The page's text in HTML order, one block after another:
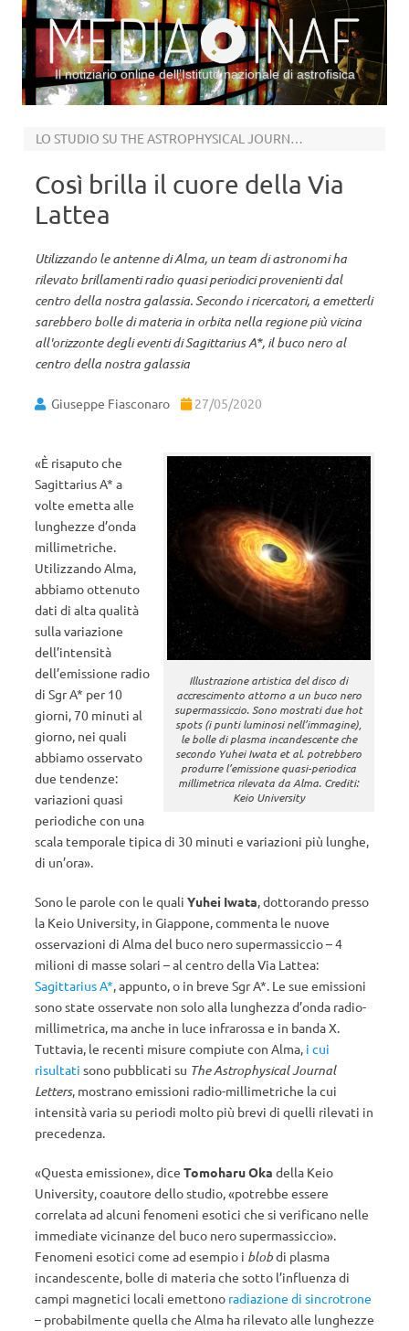
Il notiziario online dell’Istituto nazionale di astrofisica
LO STUDIO SU THE ASTROPHYSICAL JOURNAL LETTERS
Così brilla il cuore della Via
Lattea
Utilizzando le antenne di Alma, un team di astronomi ha
rilevato brillamenti radio quasi periodici provenienti dal
centro della nostra galassia. Secondo i ricercatori, a emetterli
sarebbero bolle di materia in orbita nella regione più vicina
all'orizzonte degli eventi di Sagittarius A*, il buco nero al
centro della nostra galassia
Giuseppe Fiasconaro 27/05/2020
Illustrazione artistica del disco di
accrescimento attorno a un buco nero
supermassiccio. Sono mostrati due hot
spots (i punti luminosi nell’immagine),
le bolle di plasma incandescente che
secondo Yuhei Iwata et al. potrebbero
produrre l’emissione quasi-periodica
millimetrica rilevata da Alma. Crediti:
Keio University
«È risaputo che
Sagittarius A* a
volte emetta alle
lunghezze d’onda
millimetriche.
Utilizzando Alma,
abbiamo ottenuto
dati di alta qualità
sulla variazione
dell’intensità
dell’emissione radio
di Sgr A* per 10
giorni, 70 minuti al
giorno, nei quali
abbiamo osservato
due tendenze:
variazioni quasi
periodiche con una
scala temporale tipica di 30 minuti e variazioni più lunghe,
di un’ora».
Sono le parole con le quali Yuhei Iwata, dottorando presso
la Keio University, in Giappone, commenta le nuove
osservazioni di Alma del buco nero supermassiccio – 4
milioni di masse solari – al centro della Via Lattea:
Sagittarius A*, appunto, o in breve Sgr A*. Le sue emissioni
sono state osservate non solo alla lunghezza d’onda radio-
millimetrica, ma anche in luce infrarossa e in banda X.
Tuttavia, le recenti misure compiute con Alma, i cui
risultati sono pubblicati su The Astrophysical Journal
Letters, mostrano emissioni radio-millimetriche la cui
intensità varia su periodi molto più brevi di quelli rilevati in
precedenza.
«Questa emissione», dice Tomoharu Oka della Keio
University, coautore dello studio, «potrebbe essere
correlata ad alcuni fenomeni esotici che si verificano nelle
immediate vicinanze del buco nero supermassiccio».
Fenomeni esotici come ad esempio i blobdi plasma
incandescente, bolle di materia che sotto l’influenza di
campi magnetici locali emettono radiazione di sincrotrone
– probabilmente quella che Alma ha rilevato alle lunghezze